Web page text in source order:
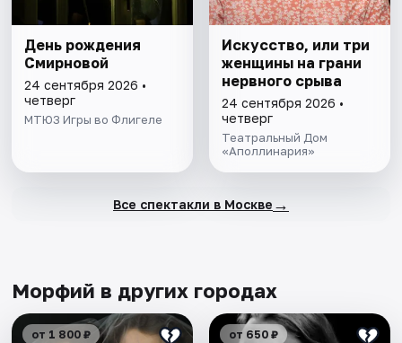
День рождения
Смирновой
24 сентября 2026 •
четверг
МТЮЗ Игры во Флигеле
Искусство, или три
женщины на грани
нервного срыва
24 сентября 2026 •
четверг
Театральный Дом
«Аполлинария»
Все спектакли в Москве →
Морфий в других городах
от 1 800 ₽ от 650 ₽